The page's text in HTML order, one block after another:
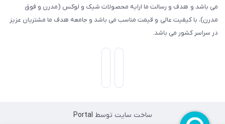
می باشد و هدف و رسالت ما ارایه محصولات شیک و لوکس (مدرن و فوق
مدرن)، با کیفیت عالی و قیمت مناسب می باشد و جامعه هدف ما مشتریان عزیز
در سراسر کشور می باشد.
ساخت سایت توسط Portal